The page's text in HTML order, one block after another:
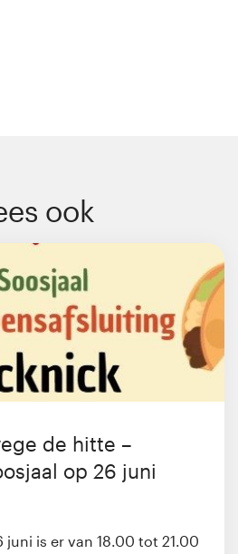
ook
de hitte –
op 26 juni
is er van 18.00 tot 21.00